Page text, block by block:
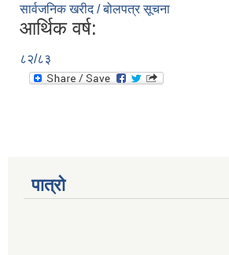
सार्वजनिक खरीद / बोलपत्र सूचना
आर्थिक वर्ष:
८२/८३
पात्रो